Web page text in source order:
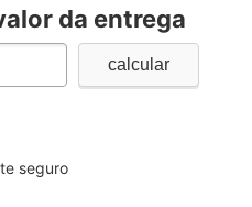
da entrega
seguro